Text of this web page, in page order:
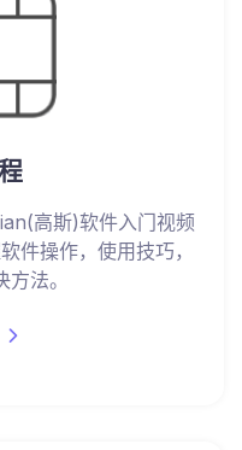
高斯)软件入门视频
件操作，使用技巧，
法。